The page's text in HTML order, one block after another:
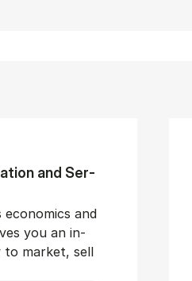
and Ser­
economics and
you an in-
to market, sell